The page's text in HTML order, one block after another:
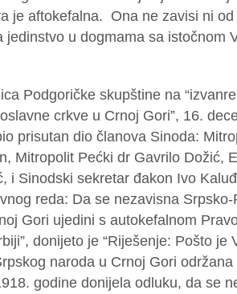
je aftokefalna. Ona ne zavisi ni
jedinstvo u dogmama sa istočnom
Podgoričke skupštine na
crkve u Crnoj Gori”, 16.
prisutan dio članova Sinoda:
Mitropolit Pećki dr Gavrilo Dožić,
i Sinodski sekretar đakon Ivo
reda: Da se nezavisna
Gori ujedini s autokefalnom
donijeto je “Riješenje: Pošto je
naroda u Crnoj Gori
godine donijela odluku, da se